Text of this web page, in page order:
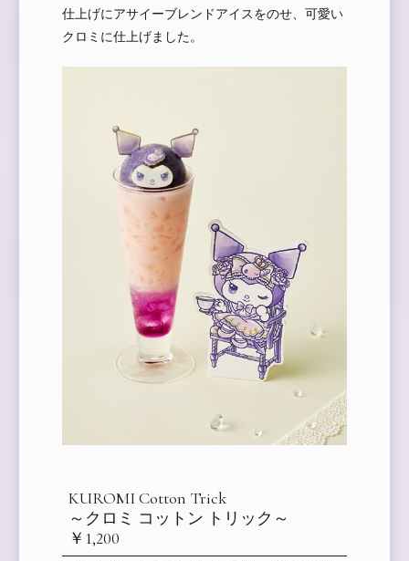
仕上げにアサイーブレンドアイスをのせ、可愛い
クロミに仕上げました。
KUROMI Cotton Trick
～クロミ コットン トリック～
￥1,200